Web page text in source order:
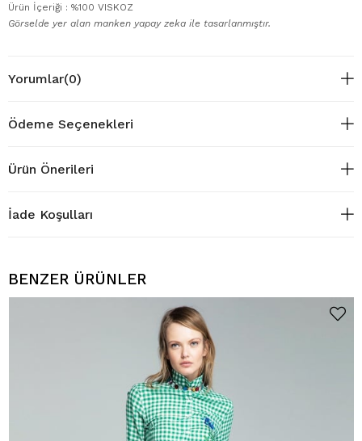
Ürün İçeriği : %100 VISKOZ
Görselde yer alan manken yapay zeka ile tasarlanmıştır.
Yorumlar(0)
Ödeme Seçenekleri
Ürün Önerileri
İade Koşulları
BENZER ÜRÜNLER